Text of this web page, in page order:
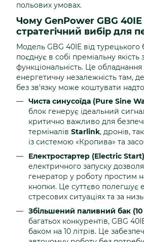
польових умовах.
Чому GenPower GBG
стратегічний вибір для
Модель GBG 40IE від турецького
поєднує в собі преміальну якість
функціональність. Це обладнання
енергетичну незалежність там,
без зв'язку може коштувати
Чиста синусоїда (Pure Sine
блок генерує ідеальний
критично важливо для
терміналів Starlink, дронів,
із системою «Кропива» та
Електростартер (Electric
електричного запуску
генератор у роботу простим
кнопки. Це суттєво полегшує
стресових ситуаціях та за
Збільшений паливний бак (10
багатьох конкурентів, GBG
баком на 10 літрів. Це